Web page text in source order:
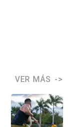
VER MÁS